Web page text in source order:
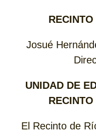
Josué
UNIDAD DE
El Recinto de